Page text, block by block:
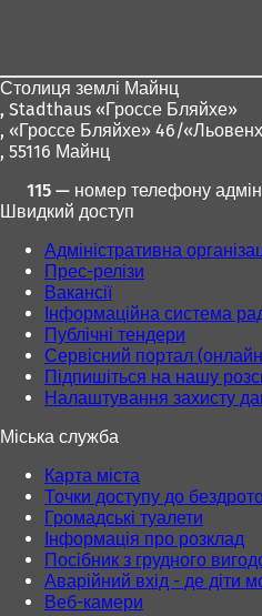
Столиця землі Майнц
, Stadthaus «Гроссе Бляйхе»
, «Гроссе Бляйхе» 46/
, 55116 Майнц
115 — номер телефону
Швидкий доступ
Адміністративна
Прес-релізи
Вакансії
Інформаційна система
Публічні тендери
Сервісний портал
Підпишіться на нашу
Налаштування захисту
Міська служба
Карта міста
Точки доступу до
Громадські туалети
Інформація про розклад
Посібник з грудного
Аварійний вхід - де діти
Веб-камери